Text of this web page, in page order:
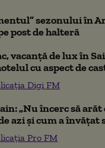
sezonului în
post de halteră
vacanță de lux în
cu aspect de
Digi FM
„Nu încerc să arăt
azi și cum a învățat
Pro FM